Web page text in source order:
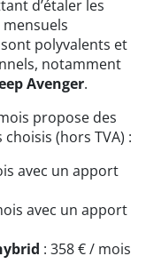
d’étaler les
polyvalents et
notamment
Avenger.
propose des
(hors TVA) :
avec un apport
avec un apport
: 358 € / mois